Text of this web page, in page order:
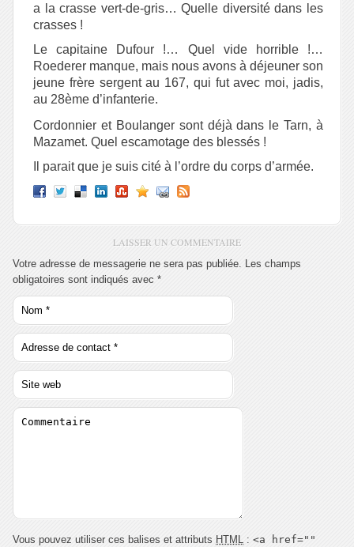
a la crasse vert-de-gris… Quelle diversité dans les
crasses !
Le capitaine Dufour !… Quel vide horrible !…
Roederer manque, mais nous avons à déjeuner son
jeune frère sergent au 167, qui fut avec moi, jadis,
au 28ème d’infanterie.
Cordonnier et Boulanger sont déjà dans le Tarn, à
Mazamet. Quel escamotage des blessés !
Il parait que je suis cité à l’ordre du corps d’armée.
LAISSER UN COMMENTAIRE
Votre adresse de messagerie ne sera pas publiée. Les champs
obligatoires sont indiqués avec *
Vous pouvez utiliser ces balises et attributs HTML : <a href=""